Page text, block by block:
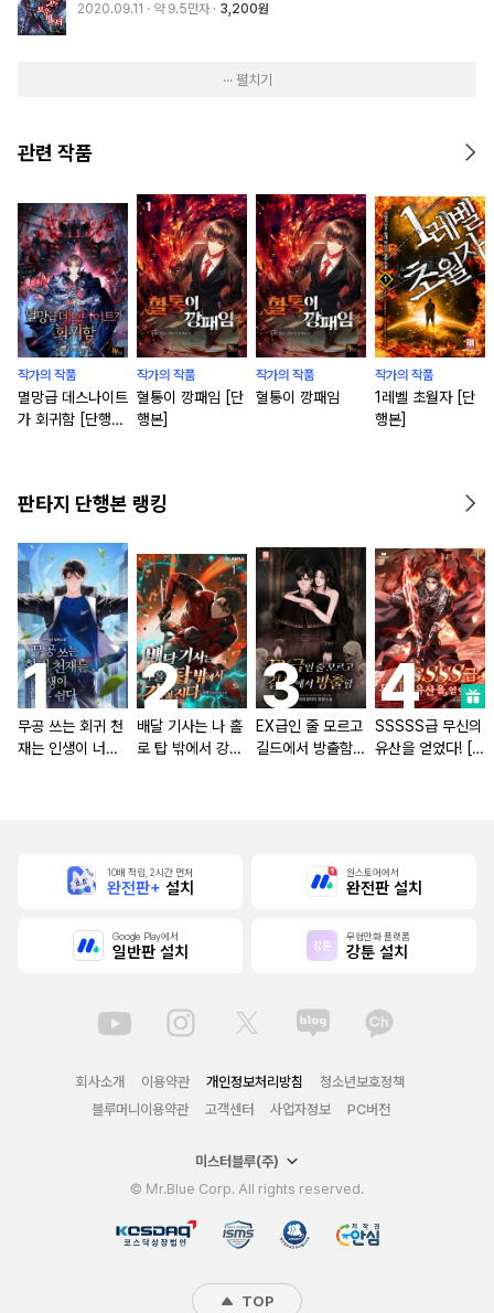
2020.09.11 · 약 9.5만자 3,200원
··· 펼치기
관련 작품
작가의 작품
멸망급 데스나이트
가 회귀함 [단행
작가의 작품
혈통이 깡패임 [단
행본]
작가의 작품
혈통이 깡패임
작가의 작품
1레벨 초월자 [단
행본]
판타지 단행본 랭킹
무공 쓰는 회귀 천
재는 인생이 너무
배달 기사는 나 홀
로 탑 밖에서 강해
EX급인 줄 모르고
길드에서 방출함
SSSSS급 무신의
유산을 얻었다! [단
10배 적립, 2시간 먼저
완전판+ 설치
원스토어에서
완전판 설치
Google Play에서
일반판 설치
무협만화 플랫폼
강툰 설치
회사소개 이용약관 개인정보처리방침
청소년보호정책
블루머니이용약관
고객센터 사업자정보 PC버전
미스터블루(주)
© Mr.Blue Corp. All rights reserved.
TOP